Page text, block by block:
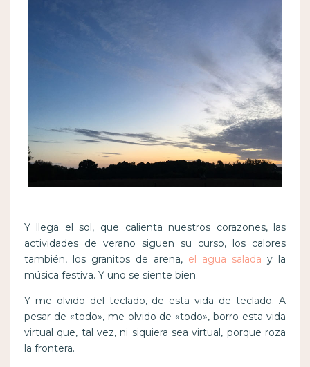
Y llega el sol, que calienta nuestros corazones, las
actividades de verano siguen su curso, los calores
también, los granitos de arena, el agua salada y la
música festiva. Y uno se siente bien.
Y me olvido del teclado, de esta vida de teclado. A
pesar de «todo», me olvido de «todo», borro esta vida
virtual que, tal vez, ni siquiera sea virtual, porque roza
la frontera.